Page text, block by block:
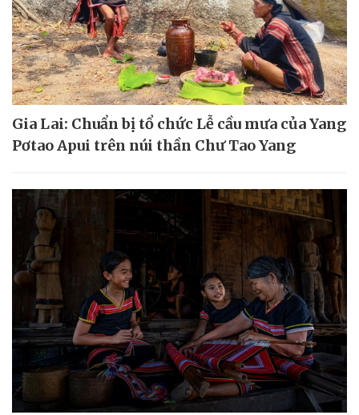
Gia Lai: Chuẩn bị tổ chức Lễ cầu mưa của Yang
Pơtao Apui trên núi thần Chư Tao Yang